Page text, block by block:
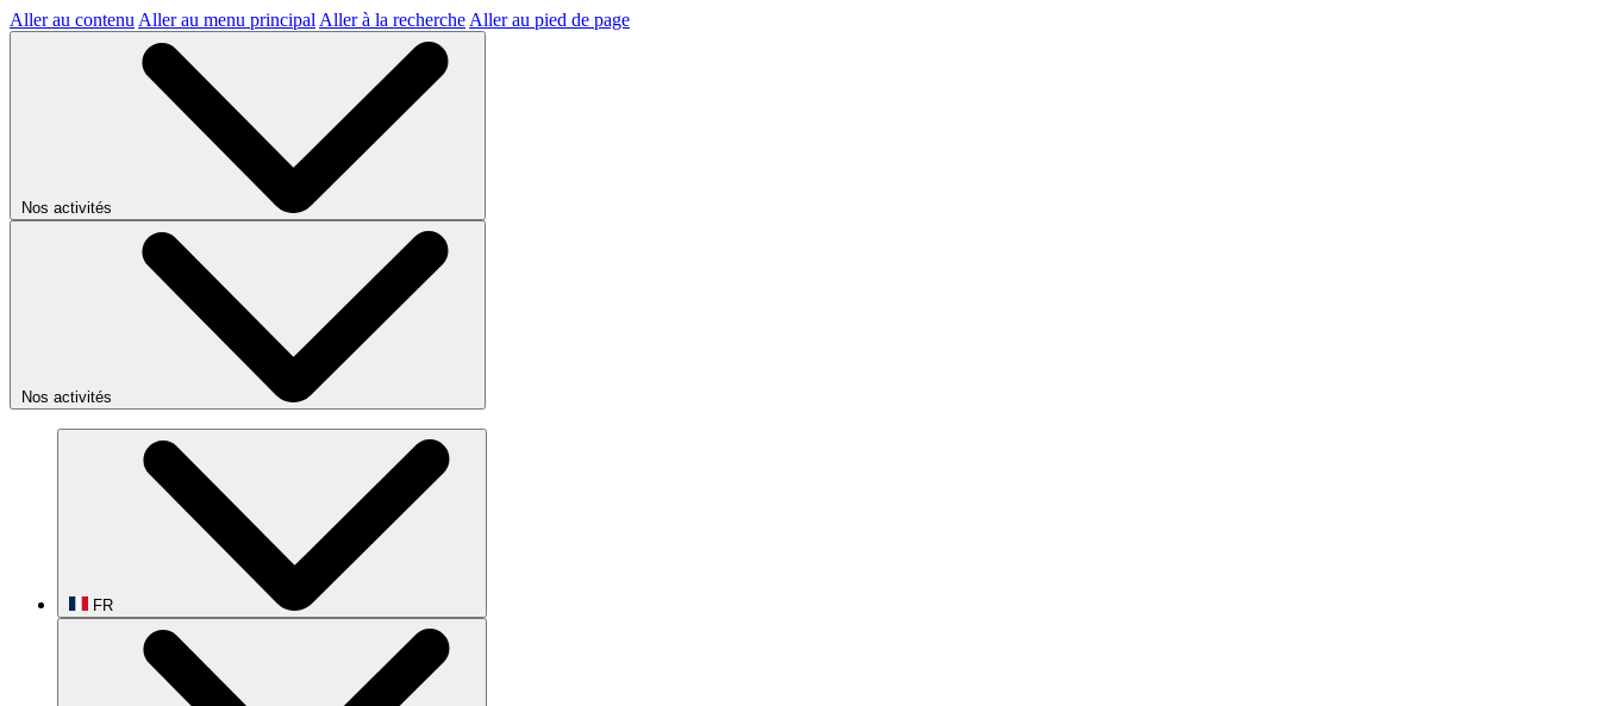
Aller au contenu Aller au menu principal Aller à la recherche Aller au pied de page
Nos activités
Nos activités
FR